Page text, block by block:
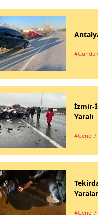
İzmir-
Yaralı
#Genel /
#Genel /